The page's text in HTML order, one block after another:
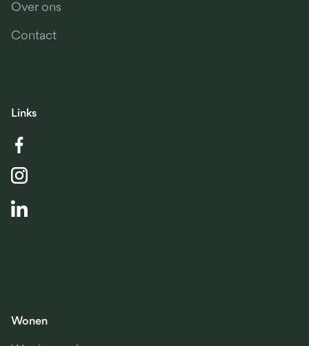
Over ons
Contact
Links
Wonen